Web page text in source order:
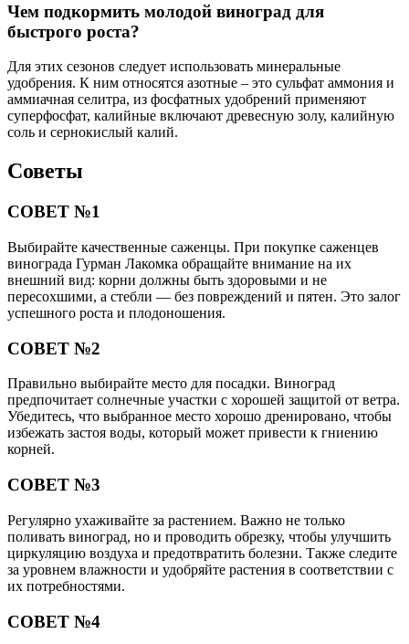
Чем подкормить молодой виноград для
быстрого роста?
Для этих сезонов следует использовать минеральные
удобрения. К ним относятся азотные – это сульфат аммония и
аммиачная селитра, из фосфатных удобрений применяют
суперфосфат, калийные включают древесную золу, калийную
соль и сернокислый калий.
Советы
СОВЕТ №1
Выбирайте качественные саженцы. При покупке саженцев
винограда Гурман Лакомка обращайте внимание на их
внешний вид: корни должны быть здоровыми и не
пересохшими, а стебли — без повреждений и пятен. Это залог
успешного роста и плодоношения.
СОВЕТ №2
Правильно выбирайте место для посадки. Виноград
предпочитает солнечные участки с хорошей защитой от ветра.
Убедитесь, что выбранное место хорошо дренировано, чтобы
избежать застоя воды, который может привести к гниению
корней.
СОВЕТ №3
Регулярно ухаживайте за растением. Важно не только
поливать виноград, но и проводить обрезку, чтобы улучшить
циркуляцию воздуха и предотвратить болезни. Также следите
за уровнем влажности и удобряйте растения в соответствии с
их потребностями.
СОВЕТ №4